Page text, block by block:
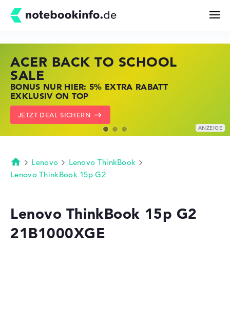
Kaufberatung
Technik & Wissen
Merkzettel
ACER BACK TO SCHOOL
SALE
BONUS NUR HIER: 5% EXTRA RABATT
EXKLUSIV ON TOP
JETZT DEAL SICHERN
HP STORE SSV DEALS
JETZT ZUGREIFEN: NOTEBOOKS BEI HP
KRÄFTIG REDUZIERT
ZU DEN HP ANGEBOTEN
LENOVO LAPTOP DEALS
NOTEBOOKS BEI LENOVO JETZT
KRÄFTIG REDUZIERT
LENOVO DEALS ZEIGEN
Startseite
Lenovo
Lenovo ThinkBook
Lenovo ThinkBook 15p G2
Lenovo ThinkBook 15p G2
21B1000XGE